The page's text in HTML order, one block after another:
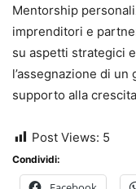
Mentorship
imprenditori e
su aspetti strategici
l’assegnazione di
supporto alla
Post Views: 5
Condividi: